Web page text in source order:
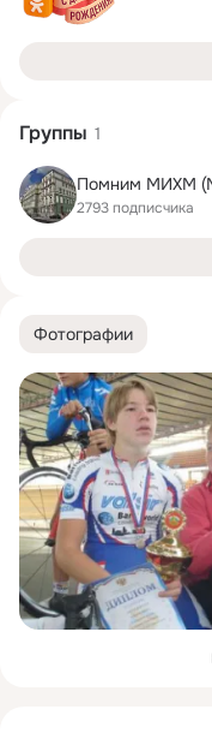
Фотографии
Группы 1
Помним МИХМ
2793 подписчика